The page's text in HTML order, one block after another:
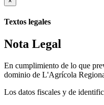
Textos legales
Nota Legal
En cumplimiento de lo que
dominio de L'Agrícola
Los datos fiscales y de